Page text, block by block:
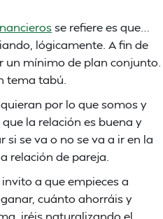
se refiere es que…
lógicamente. A fin de
un mínimo de plan conjunto.
tema tabú.
por lo que somos y
la relación es buena y
si se va o no se va a ir en la
relación de pareja.
a que empieces a
cuánto ahorráis y
iréis naturalizando el